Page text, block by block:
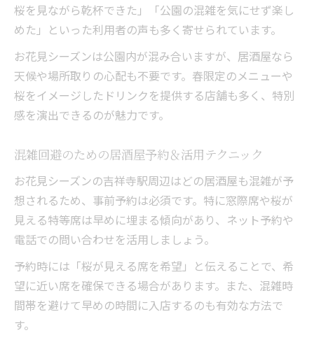
桜を見ながら乾杯できた」「公園の混雑を気にせず楽し
めた」といった利用者の声も多く寄せられています。
お花見シーズンは公園内が混み合いますが、居酒屋なら
天候や場所取りの心配も不要です。春限定のメニューや
桜をイメージしたドリンクを提供する店舗も多く、特別
感を演出できるのが魅力です。
混雑回避のための居酒屋予約＆活用テクニック
お花見シーズンの吉祥寺駅周辺はどの居酒屋も混雑が予
想されるため、事前予約は必須です。特に窓際席や桜が
見える特等席は早めに埋まる傾向があり、ネット予約や
電話での問い合わせを活用しましょう。
予約時には「桜が見える席を希望」と伝えることで、希
望に近い席を確保できる場合があります。また、混雑時
間帯を避けて早めの時間に入店するのも有効な方法で
す。